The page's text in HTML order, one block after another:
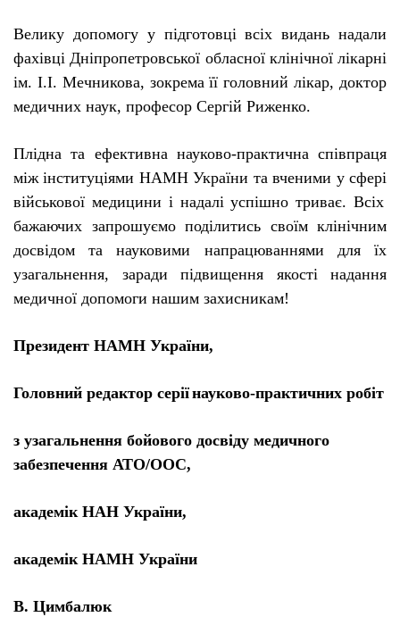
Велику допомогу у підготовці всіх видань надали
фахівці Дніпропетровської обласноїклінічноїлікарні
ім. І.І. Мечникова, зокремаїї головний лікар, доктор
медичних наук, професор Сергій Риженко.
Плідна та ефективна науково-практична співпраця
міжінституціями НАМН України та вченими у сфері
військової медицини і надалі успішно триває. Всіх
бажаючих запрошуємо поділитись своїм клінічним
досвідом та науковими напрацюваннями для їх
узагальнення, заради підвищення якості надання
медичної допомоги нашим захисникам!
Президент НАМН України,
Головний редактор серіїнауково-практичних робіт
з узагальнення бойового досвіду медичного
забезпечення АТО/ООС,
академік НАН України,
академік НАМН України
В. Цимбалюк